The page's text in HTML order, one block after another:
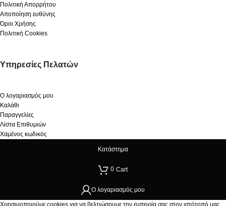
Πολιτική Απορρήτου
Αποποίηση ευθύνης
Όροι Χρήσης
Πολιτική Cookies
Υπηρεσίες Πελατών
Ο λογαριασμός μου
Καλάθι
Παραγγελίες
Λίστα Επιθυμιών
Χαμένος κωδικός
Κατάστημα
0 Cart
Ο λογαριασμός μου
Χρησιμοποιούμε cookies για να βελτιώσουμε την εμπειρία σας στον ιστότοπό μας.